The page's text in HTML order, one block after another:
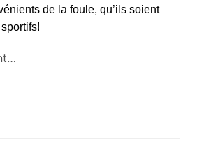
de la foule, qu’ils soient